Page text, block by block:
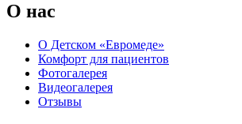
О нас
О Детском «Евромеде»
Комфорт для пациентов
Фотогалерея
Видеогалерея
Отзывы